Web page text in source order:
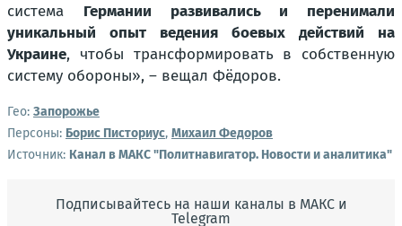
система Германии развивались и перенимали
уникальный опыт ведения боевых действий на
Украине, чтобы трансформировать в собственную
систему обороны», – вещал Фёдоров.
Гео: Запорожье
Персоны: Борис Писториус, Михаил Федоров
Источник: Канал в МАКС "Политнавигатор. Новости и аналитика"
Подписывайтесь на наши каналы в МАКС и
Telegram